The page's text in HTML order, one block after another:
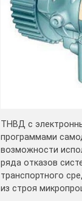
ТНВД с
программами
возможности
ряда отказов
транспортного
из строя